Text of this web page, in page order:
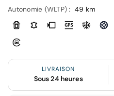
Autonomie (WLTP) : 49 km
LIVRAISON
Sous 24 heures